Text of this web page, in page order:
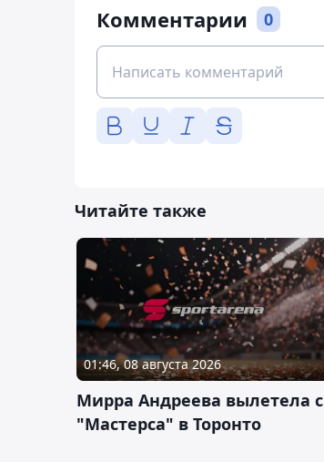
Комментарии 0
Читайте также
01:46, 08 августа 2026
Мирра Андреева вылетела с
"Мастерса" в Торонто